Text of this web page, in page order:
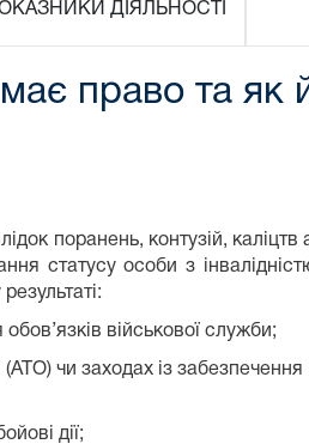
ДІЯЛЬНОСТІ
має право та як
поранень, контузій,
статусу особи з
військової служби;
(АТО) чи заходах із
дії;